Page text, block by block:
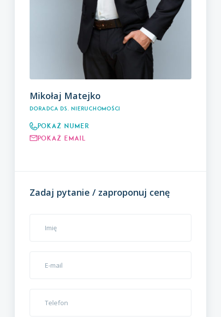
Mikołaj Matejko
Doradca ds. nieruchomości
Pokaż numer
Pokaż email
Zadaj pytanie / zaproponuj cenę